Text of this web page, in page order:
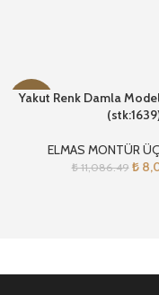
-28%
Yakut Renk Damla
ELMAS MONTÜR
₺11,086.49 ₺